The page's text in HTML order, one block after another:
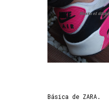
Básica de ZARA.